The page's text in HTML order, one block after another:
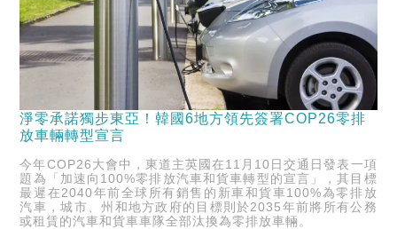
淨零承諾獨步東亞！韓國6地方領先簽署COP26零排
放車輛轉型宣言
今年COP26大會中，東道主英國在11月10日交通日發表一項
題為「加速向100%零排放汽車和貨車轉型的宣言」，其目標
最遲在2040年前全球所有銷售的新車和貨車100%為零排放
汽車，城市、州和地方政府的目標則於2035年前將所有公務
或租賃的汽車和貨車車隊全部汰換為零排放車輛。